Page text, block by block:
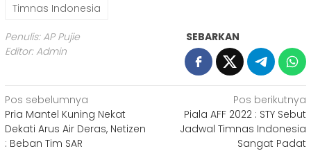
Timnas Indonesia
Penulis: AP Pujie
Editor: Admin
SEBARKAN
Navigasi
pos
Pos sebelumnya
Pria Mantel Kuning Nekat
Dekati Arus Air Deras, Netizen
: Beban Tim SAR
Pos berikutnya
Piala AFF 2022 : STY Sebut
Jadwal Timnas Indonesia
Sangat Padat